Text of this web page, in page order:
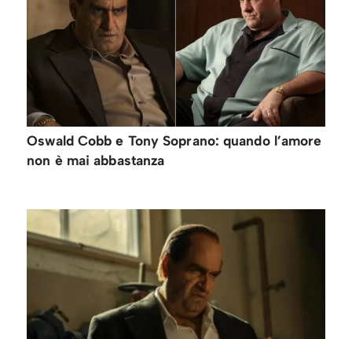
Oswald Cobb e Tony Soprano: quando l’amore
non è mai abbastanza